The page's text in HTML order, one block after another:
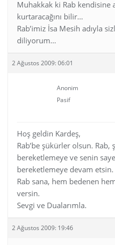
Muhakkak ki Rab kendisine
kurtaracağını bilir…
Rab’imiz İsa Mesih adıyla
diliyorum…
2 Ağustos 2009: 06:01
Anonim
Pasif
Hoş geldin Kardeş,
Rab’be şükürler olsun. Rab,
bereketlemeye ve senin
bereketlemeye devam etsin.
Rab sana, hem bedenen
versin.
Sevgi ve Dualarımla.
2 Ağustos 2009: 19:46